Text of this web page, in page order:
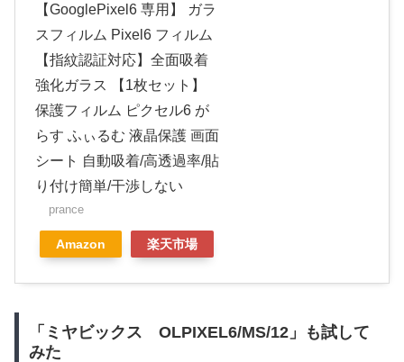
【GooglePixel6 専用】 ガラ
スフィルム Pixel6 フィルム
【指紋認証対応】全面吸着
強化ガラス 【1枚セット】
保護フィルム ピクセル6 が
らす ふぃるむ 液晶保護 画面
シート 自動吸着/高透過率/貼
り付け簡単/干渉しない
prance
Amazon 楽天市場
「ミヤビックス ‎OLPIXEL6/MS/12」も試して
みた